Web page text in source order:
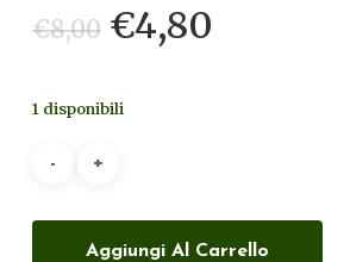
€8,00 Il
prezzo
originale
€4,80
1 disponibili
Aggiungi Al Carrello